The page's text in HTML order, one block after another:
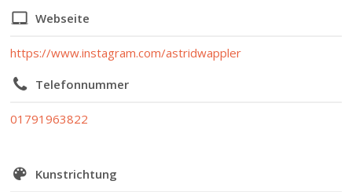
Webseite
https://www.instagram.com/astridwappler
Telefonnummer
01791963822
Kunstrichtung